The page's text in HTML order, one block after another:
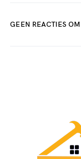
GEEN REACTIES